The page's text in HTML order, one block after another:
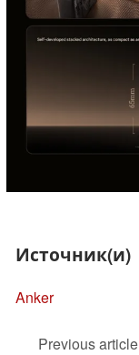
Источник(и)
Anker
Previous article